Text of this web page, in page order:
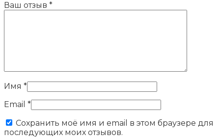
Ваш отзыв *
Имя *
Email *
Сохранить моё имя и email в этом браузере для
последующих моих отзывов.